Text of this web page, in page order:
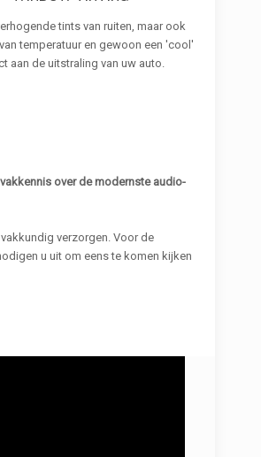
tints van ruiten, maar ook
temperatuur en gewoon een 'cool'
aan de uitstraling van uw auto.
over de modernste audio-
verzorgen. Voor de
u uit om eens te komen kijken